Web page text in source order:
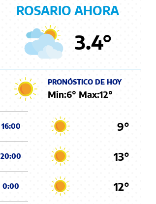
ROSARIO AHORA
3.4°
PRONÓSTICO DE HOY
Min:6° Max:12°
16:00 9°
20:00 13°
0:00 12°